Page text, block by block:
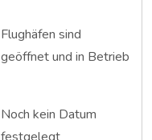
Flughäfen sind
geöffnet und in Betrieb
Noch kein Datum
festgelegt